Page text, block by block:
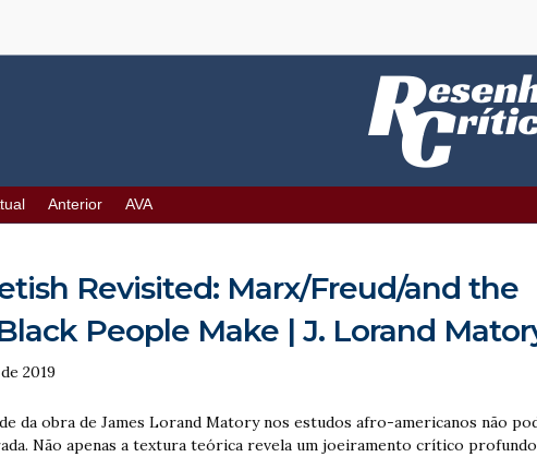
Anterior AVA
Revisited: Marx/Freud/and the
People Make | J. Lorand
2019
da obra de James Lorand Matory nos estudos afro-americanos não
Não apenas a textura teórica revela um joeiramento crítico